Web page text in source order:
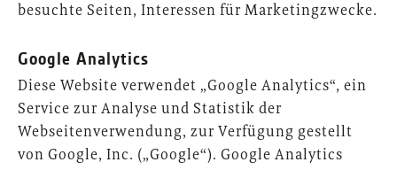
besuchte Seiten, Interessen für Marketingzwecke.
Google Analytics
Diese Website verwendet „Google Analytics“, ein
Service zur Analyse und Statistik der
Webseitenverwendung, zur Verfügung gestellt
von Google, Inc. („Google“). Google Analytics